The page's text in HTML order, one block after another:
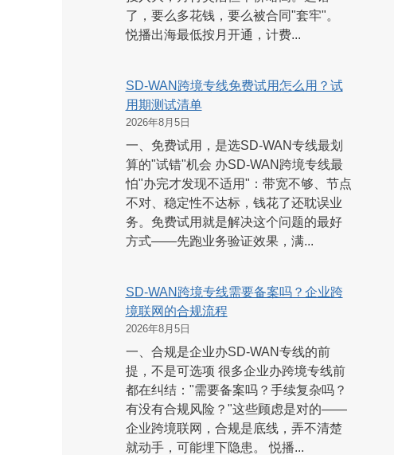
了，要么多花钱，要么被合同"套牢"。
悦播出海最低按月开通，计费...
SD-WAN跨境专线免费试用怎么用？试
用期测试清单
2026年8月5日
一、免费试用，是选SD-WAN专线最划
算的"试错"机会 办SD-WAN跨境专线最
怕"办完才发现不适用"：带宽不够、节点
不对、稳定性不达标，钱花了还耽误业
务。免费试用就是解决这个问题的最好
方式——先跑业务验证效果，满...
SD-WAN跨境专线需要备案吗？企业跨
境联网的合规流程
2026年8月5日
一、合规是企业办SD-WAN专线的前
提，不是可选项 很多企业办跨境专线前
都在纠结："需要备案吗？手续复杂吗？
有没有合规风险？"这些顾虑是对的——
企业跨境联网，合规是底线，弄不清楚
就动手，可能埋下隐患。 悦播...